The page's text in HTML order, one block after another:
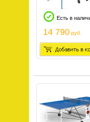
Есть в
14 790 руб.